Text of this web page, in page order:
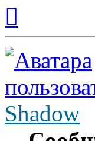
началу
Shadow